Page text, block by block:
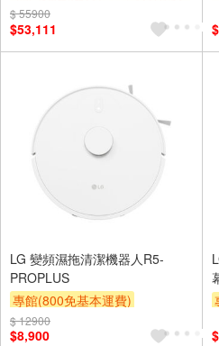
裝跨區費另計,單品未滿1萬元
及使用6期以上分期0利率,需付
基本安裝運費)
$ 55900
$53,111
LG 變頻濕拖清潔機器人R5-
PROPLUS
專館(800免基本運費)
滿額贈券
$ 12900
$8,900